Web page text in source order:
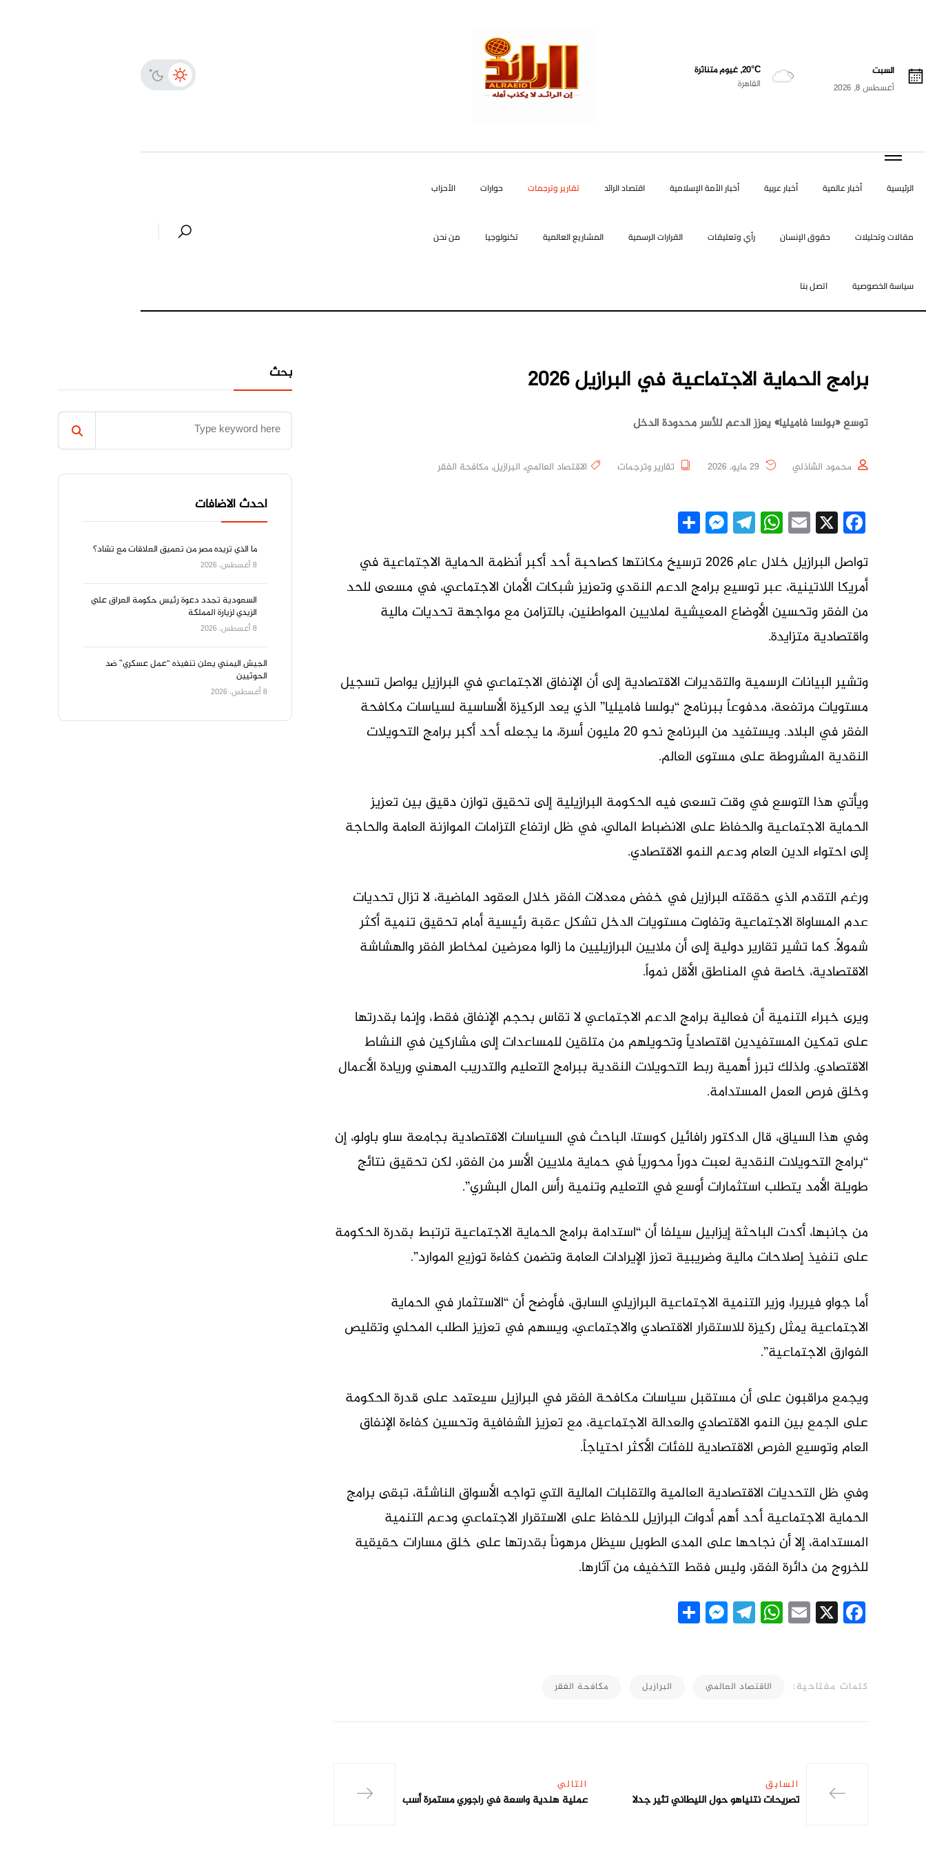
السبت
أغسطس 8, 2026
20°C, غيوم متناثرة
القاهرة
الرئيسية أخبار عالمية أخبار عربية أخبار الأمة الإسلامية اقتصاد الرائد تقارير وترجمات حوارات الأحزاب
مقالات وتحليلات حقوق الإنسان رأي وتعليقات القرارات الرسمية المشاريع العالمية تكنولوجيا من نحن
سياسة الخصوصية اتصل بنا
برامج الحماية الاجتماعية في البرازيل 2026
توسع «بولسا فاميليا» يعزز الدعم للأسر محدودة الدخل
محمود الشاذلي تقارير وترجمات الاقتصاد العالمي, البرازيل, مكافحة الفقر
Facebook
X
Email
WhatsApp
Telegram
Messenger
تواصل البرازيل خلال عام 2026 ترسيخ مكانتها كصاحبة أحد أكبر أنظمة الحماية الاجتماعية في
أمريكا اللاتينية، عبر توسيع برامج الدعم النقدي وتعزيز شبكات الأمان الاجتماعي، في مسعى للحد
من الفقر وتحسين الأوضاع المعيشية لملايين المواطنين، بالتزامن مع مواجهة تحديات مالية
واقتصادية متزايدة.
وتشير البيانات الرسمية والتقديرات الاقتصادية إلى أن الإنفاق الاجتماعي في البرازيل يواصل تسجيل
مستويات مرتفعة، مدفوعاً ببرنامج “بولسا فاميليا” الذي يعد الركيزة الأساسية لسياسات مكافحة
الفقر في البلاد. ويستفيد من البرنامج نحو 20 مليون أسرة، ما يجعله أحد أكبر برامج التحويلات
النقدية المشروطة على مستوى العالم.
ويأتي هذا التوسع في وقت تسعى فيه الحكومة البرازيلية إلى تحقيق توازن دقيق بين تعزيز
الحماية الاجتماعية والحفاظ على الانضباط المالي، في ظل ارتفاع التزامات الموازنة العامة والحاجة
إلى احتواء الدين العام ودعم النمو الاقتصادي.
ورغم التقدم الذي حققته البرازيل في خفض معدلات الفقر خلال العقود الماضية، لا تزال تحديات
عدم المساواة الاجتماعية وتفاوت مستويات الدخل تشكل عقبة رئيسية أمام تحقيق تنمية أكثر
شمولاً. كما تشير تقارير دولية إلى أن ملايين البرازيليين ما زالوا معرضين لمخاطر الفقر والهشاشة
الاقتصادية، خاصة في المناطق الأقل نمواً.
ويرى خبراء التنمية أن فعالية برامج الدعم الاجتماعي لا تقاس بحجم الإنفاق فقط، وإنما بقدرتها
على تمكين المستفيدين اقتصادياً وتحويلهم من متلقين للمساعدات إلى مشاركين في النشاط
الاقتصادي. ولذلك تبرز أهمية ربط التحويلات النقدية ببرامج التعليم والتدريب المهني وريادة الأعمال
وخلق فرص العمل المستدامة.
وفي هذا السياق، قال الدكتور رافائيل كوستا، الباحث في السياسات الاقتصادية بجامعة ساو باولو، إن
“برامج التحويلات النقدية لعبت دوراً محورياً في حماية ملايين الأسر من الفقر، لكن تحقيق نتائج
طويلة الأمد يتطلب استثمارات أوسع في التعليم وتنمية رأس المال البشري”.
من جانبها، أكدت الباحثة إيزابيل سيلفا أن “استدامة برامج الحماية الاجتماعية ترتبط بقدرة الحكومة
على تنفيذ إصلاحات مالية وضريبية تعزز الإيرادات العامة وتضمن كفاءة توزيع الموارد”.
أما جواو فيريرا، وزير التنمية الاجتماعية البرازيلي السابق، فأوضح أن “الاستثمار في الحماية
الاجتماعية يمثل ركيزة للاستقرار الاقتصادي والاجتماعي، ويسهم في تعزيز الطلب المحلي وتقليص
الفوارق الاجتماعية”.
ويجمع مراقبون على أن مستقبل سياسات مكافحة الفقر في البرازيل سيعتمد على قدرة الحكومة
على الجمع بين النمو الاقتصادي والعدالة الاجتماعية، مع تعزيز الشفافية وتحسين كفاءة الإنفاق
العام وتوسيع الفرص الاقتصادية للفئات الأكثر احتياجاً.
وفي ظل التحديات الاقتصادية العالمية والتقلبات المالية التي تواجه الأسواق الناشئة، تبقى برامج
الحماية الاجتماعية أحد أهم أدوات البرازيل للحفاظ على الاستقرار الاجتماعي ودعم التنمية
المستدامة، إلا أن نجاحها على المدى الطويل سيظل مرهوناً بقدرتها على خلق مسارات حقيقية
للخروج من دائرة الفقر، وليس فقط التخفيف من آثارها.
Facebook
X
Email
WhatsApp
Telegram
Messenger
كلمات مفتاحية: الاقتصاد العالمي البرازيل مكافحة الفقر
السابق
تصريحات نتنياهو حول الليطاني تثير جدلا
التالي
عملية هندية واسعة في راجوري مستمرة أسب
بحث
احدث الاضافات
ما الذي تريده مصر من تعميق العلاقات مع تشاد؟
8 أغسطس، 2026
السعودية تجدد دعوة رئيس حكومة العراق علي
الزيدي لزيارة المملكة
8 أغسطس، 2026
الجيش اليمني يعلن تنفيذه “عمل عسكري” ضد
الحوثيين
8 أغسطس، 2026